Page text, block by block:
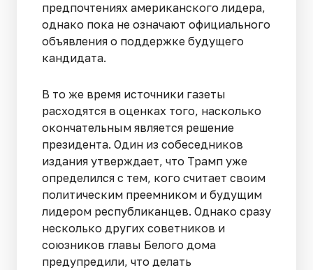
предпочтениях американского лидера,
однако пока не означают официального
объявления о поддержке будущего
кандидата.
В то же время источники газеты
расходятся в оценках того, насколько
окончательным является решение
президента. Один из собеседников
издания утверждает, что Трамп уже
определился с тем, кого считает своим
политическим преемником и будущим
лидером республиканцев. Однако сразу
несколько других советников и
союзников главы Белого дома
предупредили, что делать